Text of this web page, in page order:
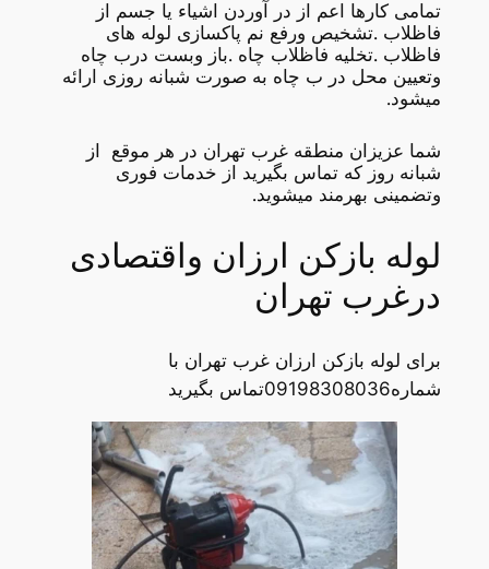
تمامی کارها اعم از در آوردن اشیاء یا جسم از
فاظلاب .تشخیص ورفع نم پاکسازی لوله های
فاظلاب .تخلیه فاظلاب چاه .باز وبست درب چاه
وتعیین محل در ب چاه به صورت شبانه روزی ارائه
میشود.
شما عزیزان منطقه غرب تهران در هر موقع از
شبانه روز که تماس بگیرید از خدمات فوری
وتضمینی بهرمند میشوید.
لوله بازکن ارزان واقتصادی
درغرب تهران
برای لوله بازکن ارزان غرب تهران با
شماره09198308036تماس بگیرید